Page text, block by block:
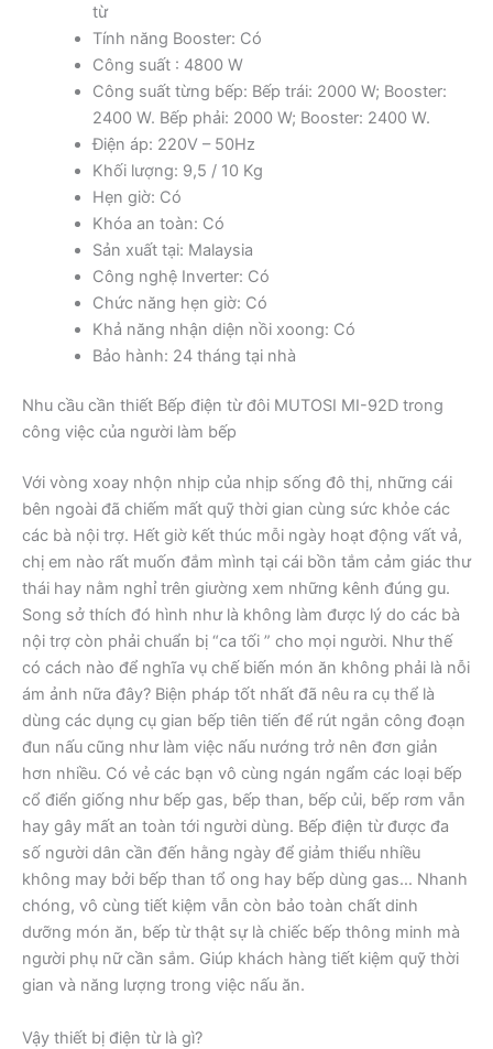
từ
Tính năng Booster: Có
Công suất : 4800 W
Công suất từng bếp: Bếp trái: 2000 W; Booster:
2400 W. Bếp phải: 2000 W; Booster: 2400 W.
Điện áp: 220V – 50Hz
Khối lượng: 9,5 / 10 Kg
Hẹn giờ: Có
Khóa an toàn: Có
Sản xuất tại: Malaysia
Công nghệ Inverter: Có
Chức năng hẹn giờ: Có
Khả năng nhận diện nồi xoong: Có
Bảo hành: 24 tháng tại nhà
Nhu cầu cần thiết Bếp điện từ đôi MUTOSI MI-92D trong
công việc của người làm bếp
Với vòng xoay nhộn nhịp của nhịp sống đô thị, những cái
bên ngoài đã chiếm mất quỹ thời gian cùng sức khỏe các
các bà nội trợ. Hết giờ kết thúc mỗi ngày hoạt động vất vả,
chị em nào rất muốn đắm mình tại cái bồn tắm cảm giác thư
thái hay nằm nghỉ trên giường xem những kênh đúng gu.
Song sở thích đó hình như là không làm được lý do các bà
nội trợ còn phải chuẩn bị “ca tối ” cho mọi người. Như thế
có cách nào để nghĩa vụ chế biến món ăn không phải là nỗi
ám ảnh nữa đây? Biện pháp tốt nhất đã nêu ra cụ thể là
dùng các dụng cụ gian bếp tiên tiến để rút ngắn công đoạn
đun nấu cũng như làm việc nấu nướng trở nên đơn giản
hơn nhiều. Có vẻ các bạn vô cùng ngán ngẩm các loại bếp
cổ điển giống như bếp gas, bếp than, bếp củi, bếp rơm vẫn
hay gây mất an toàn tới người dùng. Bếp điện từ được đa
số người dân cần đến hằng ngày để giảm thiểu nhiều
không may bởi bếp than tổ ong hay bếp dùng gas… Nhanh
chóng, vô cùng tiết kiệm vẫn còn bảo toàn chất dinh
dưỡng món ăn, bếp từ thật sự là chiếc bếp thông minh mà
người phụ nữ cần sắm. Giúp khách hàng tiết kiệm quỹ thời
gian và năng lượng trong việc nấu ăn.
Vậy thiết bị điện từ là gì?